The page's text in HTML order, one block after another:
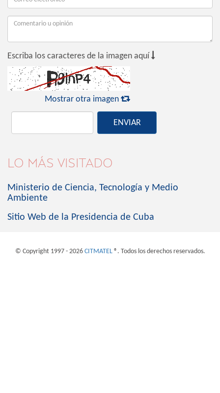
Escriba los caracteres de la imagen aquí 
Mostrar otra imagen 
ENVIAR
LO MÁS VISITADO
Ministerio de Ciencia, Tecnología y Medio
Ambiente
Sitio Web de la Presidencia de Cuba
© Copyright 1997 - 2026 CITMATEL®. Todos los derechos reservados.